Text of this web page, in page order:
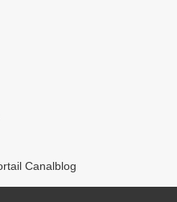
Canalblog